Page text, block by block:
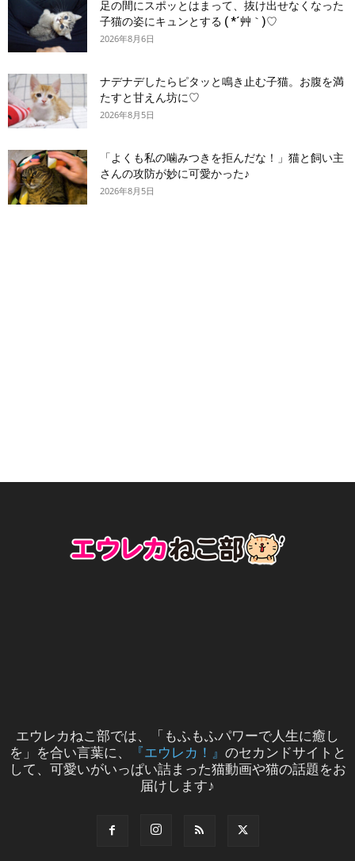
足の間にスポッとはまって、抜け出せなくなった
子猫の姿にキュンとする ( *´艸｀)♡
2026年8月6日
ナデナデしたらピタッと鳴き止む子猫。お腹を満
たすと甘えん坊に♡
2026年8月5日
「よくも私の噛みつきを拒んだな！」猫と飼い主
さんの攻防が妙に可愛かった♪
2026年8月5日
エウレカねこ部では、「もふもふパワーで人生に癒し
を」を合い言葉に、
『エウレカ！』 のセカンドサイトと
して、可愛いがいっぱい詰まった猫動画や猫の話題をお
届けします♪